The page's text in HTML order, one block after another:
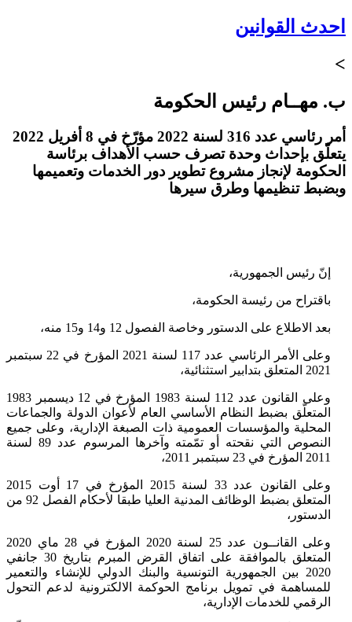
احدث القوانين
>
ب. مهــام رئيس الحكومة
أمر رئاسي عدد 316 لسنة 2022 مؤرّخ في 8 أفريل 2022
يتعلّق بإحداث وحدة تصرف حسب الأهداف برئاسة
الحكومة لإنجاز مشروع تطوير دور الخدمات وتعميمها
وبضبط تنظيمها وطرق سيرها
إنّ رئيس الجمهورية،
باقتراح من رئيسة الحكومة،
بعد الاطلاع على الدستور وخاصة الفصول 12 و14 و15 منه،
وعلى الأمر الرئاسي عدد 117 لسنة 2021 المؤرخ في 22 سبتمبر
2021 المتعلق بتدابير استثنائية،
وعلى القانون عدد 112 لسنة 1983 المؤرخ في 12 ديسمبر 1983
المتعلّق بضبط النظام الأساسي العام لأعوان الدولة والجماعات
المحلية والمؤسسات العمومية ذات الصبغة الإدارية، وعلى جميع
النصوص التي نقحته أو تمّمته وآخرها المرسوم عدد 89 لسنة
2011 المؤرخ في 23 سبتمبر 2011،
وعلى القانون عدد 33 لسنة 2015 المؤرخ في 17 أوت 2015
المتعلق بضبط الوظائف المدنية العليا طبقا لأحكام الفصل 92 من
الدستور،
وعلى القانــون عدد 25 لسنة 2020 المؤرخ في 28 ماي 2020
المتعلق بالموافقة على اتفاق القرض المبرم بتاريخ 30 جانفي
2020 بين الجمهورية التونسية والبنك الدولي للإنشاء والتعمير
للمساهمة في تمويل برنامج الحوكمة الالكترونية لدعم التحول
الرقمي للخدمات الإدارية،